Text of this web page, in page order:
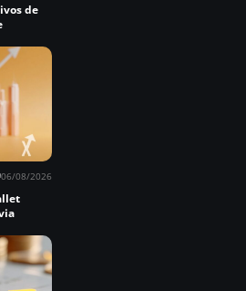
de
06/08/2026